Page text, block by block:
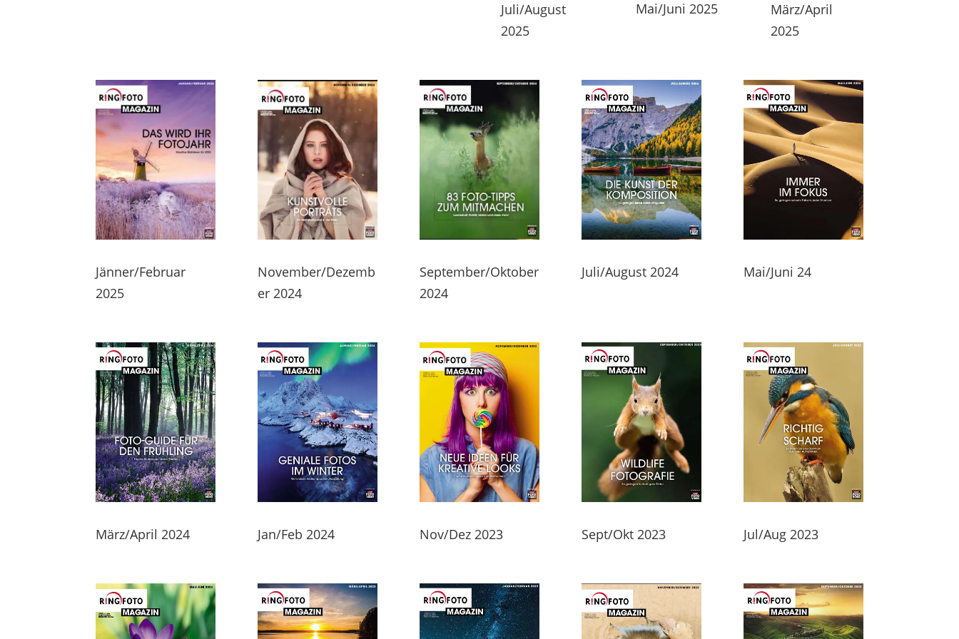
Juli/August
2025
Mai/Juni 2025
März/April
2025
Jänner/Februar
2025
November/Dezemb
er 2024
September/Oktober
2024
Juli/August 2024 Mai/Juni 24
März/April 2024 Jan/Feb 2024 Nov/Dez 2023 Sept/Okt 2023 Jul/Aug 2023